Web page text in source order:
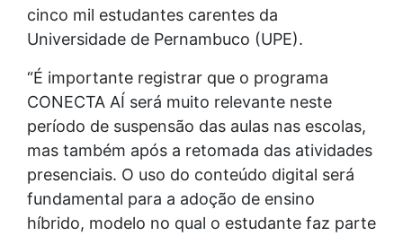
cinco mil estudantes carentes da
Universidade de Pernambuco (UPE).
“É importante registrar que o programa
CONECTA AÍ será muito relevante neste
período de suspensão das aulas nas escolas,
mas também após a retomada das atividades
presenciais. O uso do conteúdo digital será
fundamental para a adoção de ensino
híbrido, modelo no qual o estudante faz parte